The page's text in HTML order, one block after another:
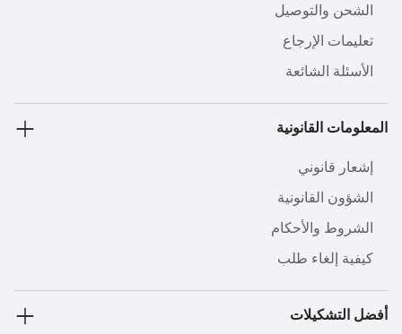
الشحن والتوصيل
تعليمات الإرجاع
الأسئلة الشائعة
المعلومات القانونية
إشعار قانوني
الشؤون القانونية
الشروط والأحكام
كيفية إلغاء طلب
أفضل التشكيلات